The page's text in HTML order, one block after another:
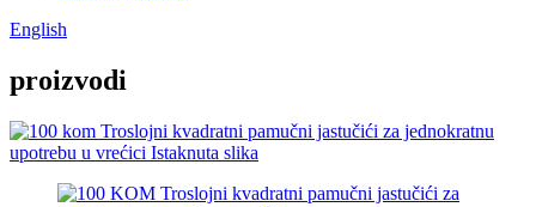
English
proizvodi